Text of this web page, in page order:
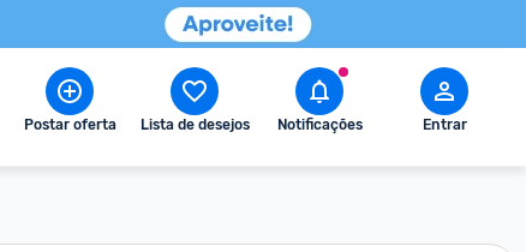
Postar oferta Lista de desejos Notificações Entrar